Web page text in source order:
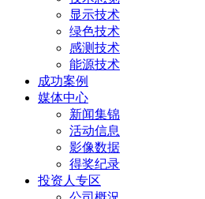
显示技术
绿色技术
感测技术
能源技术
成功案例
媒体中心
新闻集锦
活动信息
影像数据
得奖纪录
投资人专区